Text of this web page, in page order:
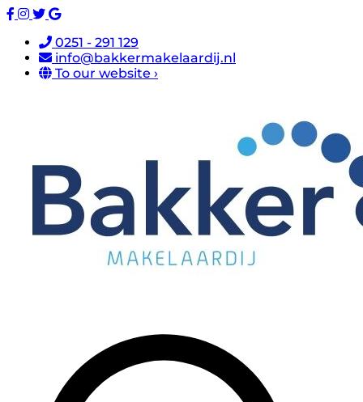
0251 - 291 129
info@bakkermakelaardij.nl
To our website ›